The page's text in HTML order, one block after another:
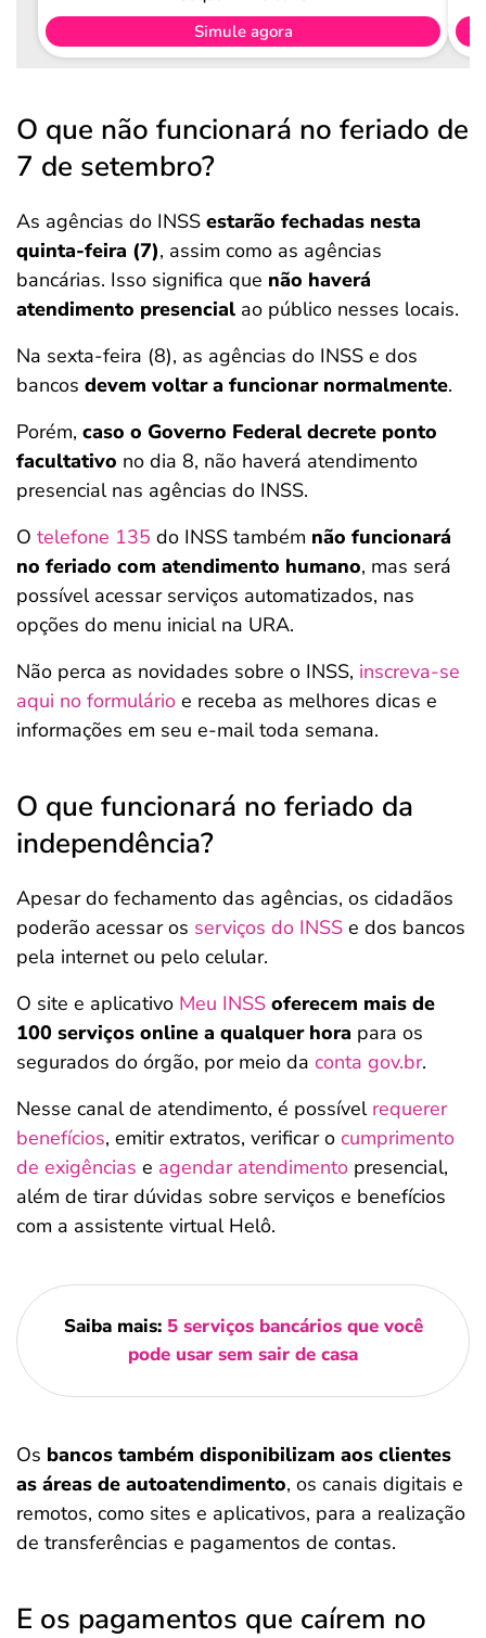
Simule agora
O que não funcionará no feriado de
7 de setembro?
As agências do INSS estarão fechadas nesta
quinta-feira (7), assim como as agências
bancárias. Isso significa que não haverá
atendimento presencial ao público nesses locais.
Na sexta-feira (8), as agências do INSS e dos
bancos devem voltar a funcionar normalmente.
Porém, caso o Governo Federal decrete ponto
facultativo no dia 8, não haverá atendimento
presencial nas agências do INSS.
O telefone 135 do INSS também não funcionará
no feriado com atendimento humano, mas será
possível acessar serviços automatizados, nas
opções do menu inicial na URA.
Não perca as novidades sobre o INSS, inscreva-se
aqui no formulário e receba as melhores dicas e
informações em seu e-mail toda semana.
O que funcionará no feriado da
independência?
Apesar do fechamento das agências, os cidadãos
poderão acessar os serviços do INSS e dos bancos
pela internet ou pelo celular.
O site e aplicativo Meu INSS oferecem mais de
100 serviços online a qualquer hora para os
segurados do órgão, por meio da conta gov.br.
Nesse canal de atendimento, é possível requerer
benefícios, emitir extratos, verificar o cumprimento
de exigências e agendar atendimento presencial,
além de tirar dúvidas sobre serviços e benefícios
com a assistente virtual Helô.
Saiba mais: 5 serviços bancários que você
pode usar sem sair de casa
Os bancos também disponibilizam aos clientes
as áreas de autoatendimento, os canais digitais e
remotos, como sites e aplicativos, para a realização
de transferências e pagamentos de contas.
E os pagamentos que caírem no